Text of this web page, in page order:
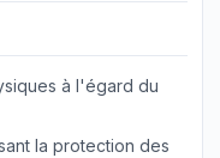
à l'égard du
la protection des